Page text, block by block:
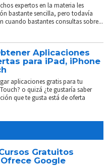
expertos en la materia les
bastante sencilla, pero todavía
cuando bastantes consultas sobre...
Aplicaciones
para iPad, iPhone
aplicaciones gratis para tu
o quizá ¿te gustaría saber
que te gusta está de oferta
Gratuitos
Google